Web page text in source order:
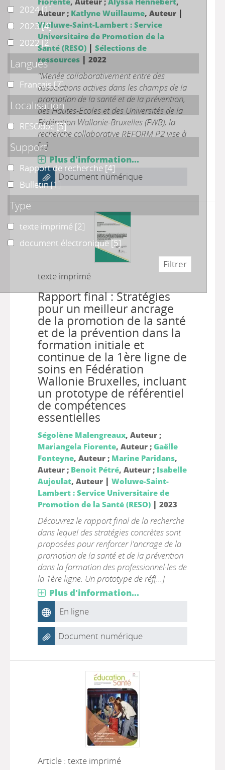
Auteur ; Katlyne Wuillaume, Auteur |
Woluwe-Saint-Lambert : Service
Universitaire de Promotion de la
Santé (RESO)| Sélections de
ressources| 2022
"Menée collaborativement entre des
associations actives dans les champs de la
promotion de la santé et de la prévention,
des Hautes-Ecoles et des Universités de la
Fédération Wallonie-Bruxelles (FWB), la
recherche collaborative REFORM P2 vise à
[...]
Plus d'information...
Document numérique
texte imprimé
Rapport final : Stratégies
pour un meilleur ancrage
de la promotion de la santé
et de la prévention dans la
formation initiale et
continue de la 1ère ligne de
soins en Fédération
Wallonie Bruxelles, incluant
un prototype de référentiel
de compétences
essentielles
Ségolène Malengreaux, Auteur ;
Mariangela Fiorente, Auteur ; Gaëlle
Fonteyne, Auteur ; Marine Paridans,
Auteur ; Benoit Pétré, Auteur ; Isabelle
Aujoulat, Auteur | Woluwe-Saint-
Lambert : Service Universitaire de
Promotion de la Santé (RESO)| 2023
Découvrez le rapport final de la recherche
dans lequel des stratégies concrètes sont
proposées pour renforcer l'ancrage de la
promotion de la santé et de la prévention
dans la formation des professionnel·les de
la 1ère ligne. Un prototype de réf[...]
Plus d'information...
En ligne
Document numérique
Article : texte imprimé
20242024[1]
20232023[4]
20222022[2]
Langues
Français
Français[7]
Localisation
RESOdoc
RESOdoc[5]
Support
Rapport de recherche
Rapport de recherche [4]
Bulletin
Bulletin[1]
Type
texte imprimé
texte imprimé [2]
document électronique
document électronique[5]